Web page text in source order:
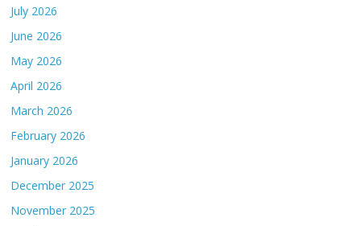
July 2026
June 2026
May 2026
April 2026
March 2026
February 2026
January 2026
December 2025
November 2025